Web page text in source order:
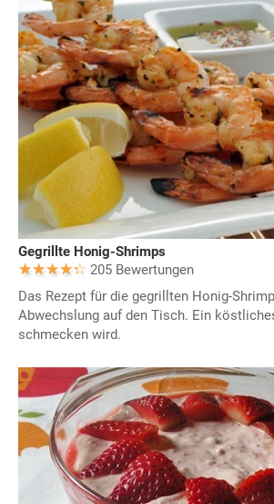
Gegrillte Honig-Shrimps
205 Bewertungen
Das Rezept für die gegrillten Honig-
Abwechslung auf den Tisch. Ein
schmecken wird.